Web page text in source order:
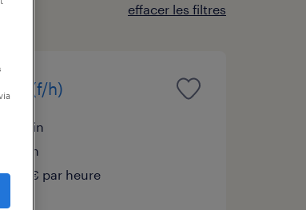
effacer les filtres
(f/h)
boz, ain
intérim
€ par heure